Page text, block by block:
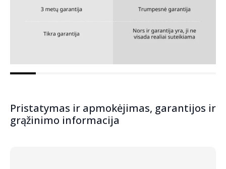
Pristatymas ir apmokėjimas, garantijos ir
grąžinimo informacija